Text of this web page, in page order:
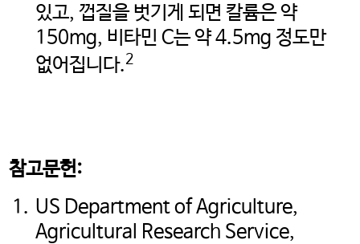
내용의 사실과 본질에 대한 책임을
지지 않습니다.
계속하려면 ‘확인’을 클릭하고,
OK CANCEL
있고, 껍질을 벗기게 되면 칼륨은 약
150mg, 비타민 C는 약 4.5mg 정도만
없어집니다.2
참고문헌:
US Department of Agriculture,
Agricultural Research Service,